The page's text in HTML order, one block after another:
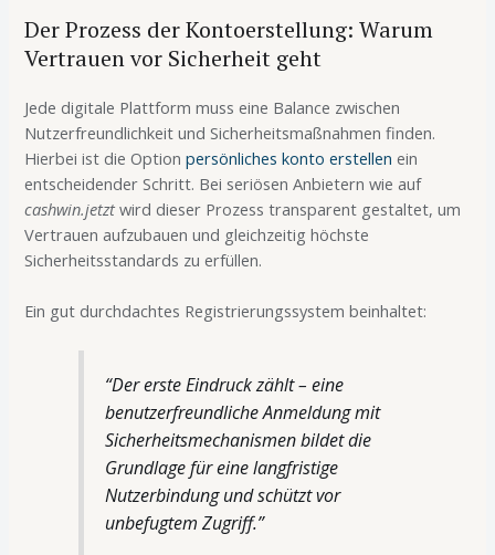
Der Prozess der Kontoerstellung: Warum
Vertrauen vor Sicherheit geht
Jede digitale Plattform muss eine Balance zwischen
Nutzerfreundlichkeit und Sicherheitsmaßnahmen finden.
Hierbei ist die Optionpersönliches konto erstellen ein
entscheidender Schritt. Bei seriösen Anbietern wie auf
cashwin.jetzt wird dieser Prozess transparent gestaltet, um
Vertrauen aufzubauen und gleichzeitig höchste
Sicherheitsstandards zu erfüllen.
Ein gut durchdachtes Registrierungssystem beinhaltet:
“Der erste Eindruck zählt – eine
benutzerfreundliche Anmeldung mit
Sicherheitsmechanismen bildet die
Grundlage für eine langfristige
Nutzerbindung und schützt vor
unbefugtem Zugriff.”